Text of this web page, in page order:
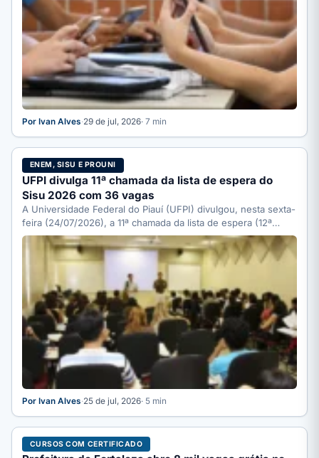
Por Ivan Alves·29 de jul, 2026· 7 min
ENEM, SISU E PROUNI
UFPI divulga 11ª chamada da lista de espera do
Sisu 2026 com 36 vagas
A Universidade Federal do Piauí (UFPI) divulgou, nesta sexta-
feira (24/07/2026), a 11ª chamada da lista de espera (12ª…
Por Ivan Alves·25 de jul, 2026· 5 min
CURSOS COM CERTIFICADO